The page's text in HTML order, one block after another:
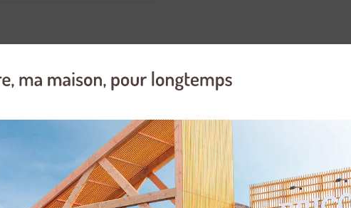
Profile? hautement performante, idéale pour les arboriculteurs et les
Les platines supérieures de gouges plus longues offrent une durée